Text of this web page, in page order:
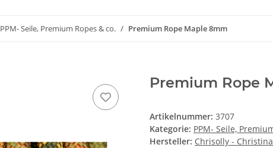
PPM- Seile, Premium Ropes & co. Premium Rope Maple 8mm
Premium Rope
Artikelnummer: 3707
Kategorie: PPM- Seile,
Hersteller: Chrisolly -